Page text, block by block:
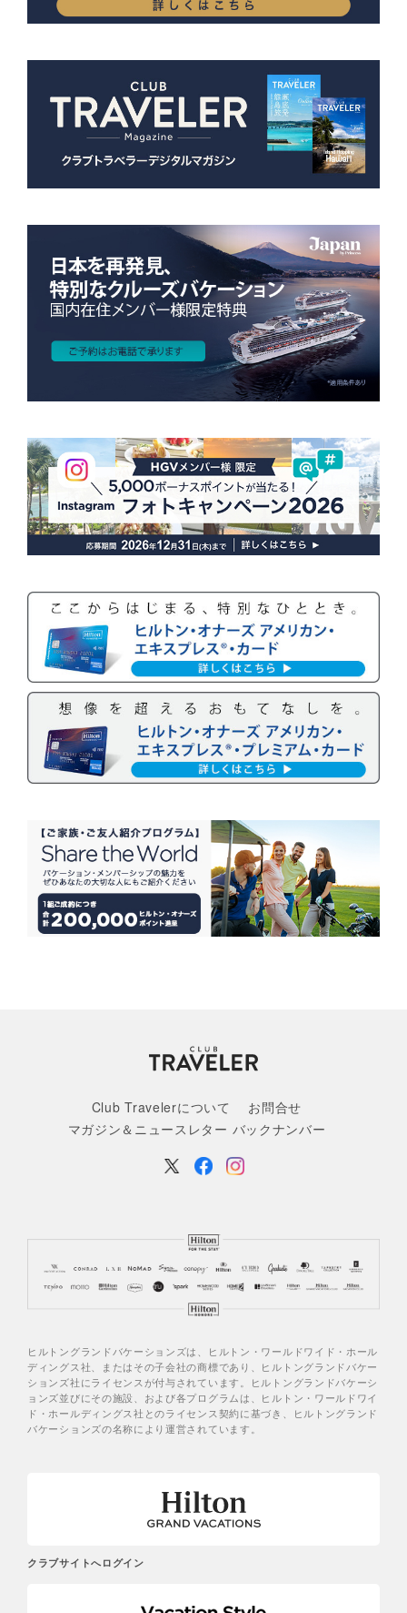
Club Travelerについて
お問合せ
マガジン＆ニュースレター バックナンバー
ヒルトングランドバケーションズは、ヒルトン・ワールドワイド・ホール
ディングス社、またはその子会社の商標であり、ヒルトングランドバケー
ションズ社にライセンスが付与されています。ヒルトングランドバケーシ
ョンズ並びにその施設、および各プログラムは、ヒルトン・ワールドワイ
ド・ホールディングス社とのライセンス契約に基づき、ヒルトングランド
バケーションズの名称により運営されています。
クラブサイトへログイン